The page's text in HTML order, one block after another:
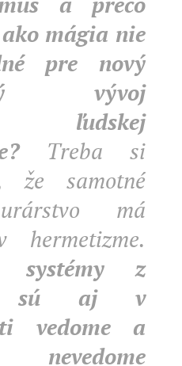
mágia nie
pre nový
vývoj
ľudskej
Treba si
že samotné
má
hermetizme.
systémy z
sú aj v
vedome a